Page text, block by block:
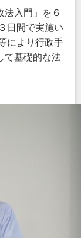
入門」を６
日間で実施い
により行政手
て基礎的な法